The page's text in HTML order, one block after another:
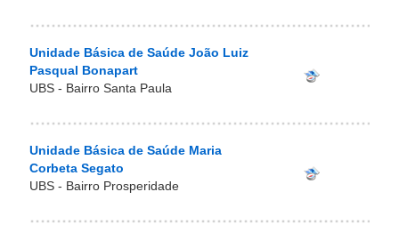
Unidade Básica de Saúde João Luiz
Pasqual Bonapart
UBS - Bairro Santa Paula
Unidade Básica de Saúde Maria
Corbeta Segato
UBS - Bairro Prosperidade